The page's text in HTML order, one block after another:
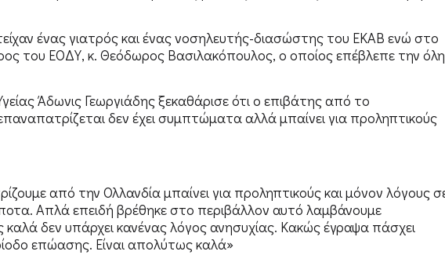
ένας γιατρός και ένας νοσηλευτής-διασώστης του ΕΚΑΒ ενώ στο
του ΕΟΔΥ, κ. Θεόδωρος Βασιλακόπουλος, ο οποίος επέβλεπε την όλη
Άδωνις Γεωργιάδης ξεκαθάρισε ότι ο επιβάτης από το
δεν έχει συμπτώματα αλλά μπαίνει για προληπτικούς
από την Ολλανδία μπαίνει για προληπτικούς και μόνον λόγους
Απλά επειδή βρέθηκε στο περιβάλλον αυτό λαμβάνουμε
δεν υπάρχει κανένας λόγος ανησυχίας. Κακώς έγραψα πάσχει
επώασης. Είναι απολύτως καλά»